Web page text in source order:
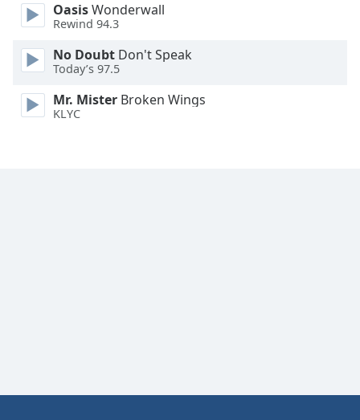
Family
Reset
Close
Modal
OasisWonderwall
Rewind 94.3
No Doubt Don't Speak
Today’s 97.5
Mr. Mister Broken Wings
KLYC